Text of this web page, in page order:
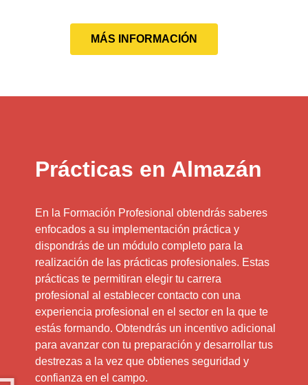
MÁS INFORMACIÓN
Prácticas en Almazán
En la Formación Profesional obtendrás saberes
enfocados a su implementación práctica y
dispondrás de un módulo completo para la
realización de las prácticas profesionales. Estas
prácticas te permitiran elegir tu carrera
profesional al establecer contacto con una
experiencia profesional en el sector en la que te
estás formando. Obtendrás un incentivo adicional
para avanzar con tu preparación y desarrollar tus
destrezas a la vez que obtienes seguridad y
confianza en el campo.